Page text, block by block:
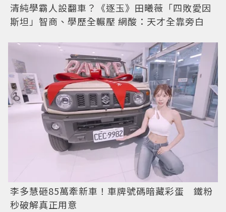
清純學霸人設翻車？《逐玉》田曦薇「四敗愛因
斯坦」智商、學歷全輾壓 網酸：天才全靠旁白
李多慧砸85萬牽新車！車牌號碼暗藏彩蛋 鐵粉
秒破解真正用意